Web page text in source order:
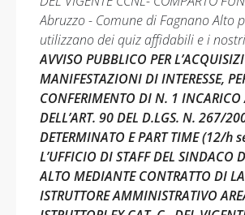
Abruzzo - Comune di Fagnano Alto
utilizzano dei quiz affidabili e i nostri
AVVISO PUBBLICO PER
MANIFESTAZIONI DI INTERESSE,
CONFERIMENTO DI N. 1 INCARICO
DELL’ART. 90 DEL D.LGS. N. 267/
DETERMINATO E PART TIME (12/h
L’UFFICIO DI STAFF DEL SINDACO
ALTO MEDIANTE CONTRATTO DI
ISTRUTTORE AMMINISTRATIVO